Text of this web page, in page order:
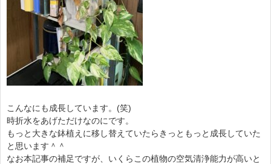
こんなにも成長しています。(笑)
時折水をあげただけなのにです。
もっと大きな鉢植えに移し替えていたらきっともっと成長していた
と思います＾＾
なお本記事の補足ですが、いくらこの植物の空気清浄能力が高いと